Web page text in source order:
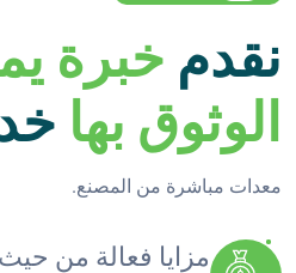
نقدم خبرة
الوثوق بها
معدات مباشرة من المصنع.
مزايا فعالة من حيث